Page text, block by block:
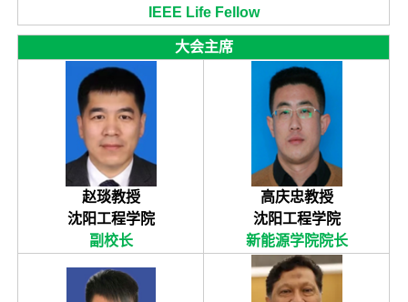
IEEE Life Fellow
大会主席
赵琰教授
沈阳工程学院
副校长
高庆忠教授
沈阳工程学院
新能源学院院长